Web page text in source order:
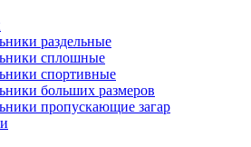
раздельные
сплошные
спортивные
больших размеров
пропускающие загар